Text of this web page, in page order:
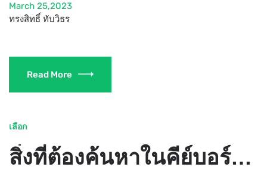
March 25,2023
ทรงสิทธิ์ ทับวิธร
Read More
เลือก
สิ่งที่ต้องค้นหาในคีย์บอร์ดเกมมิ่งพีซี | เลอโนโวประเทศไทย